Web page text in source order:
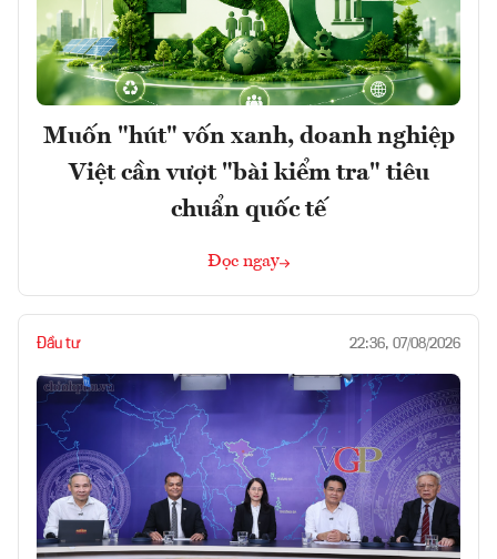
Muốn "hút" vốn xanh, doanh nghiệp
Việt cần vượt "bài kiểm tra" tiêu
chuẩn quốc tế
Đọc ngay
Đầu tư 22:36, 07/08/2026